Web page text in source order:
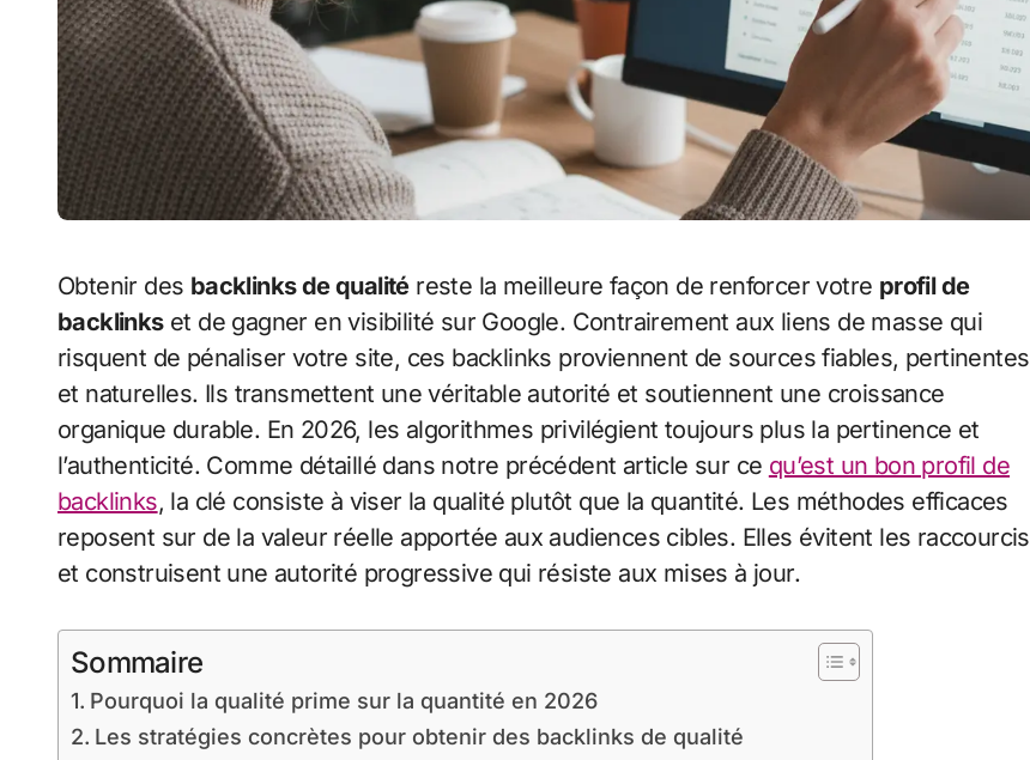
Obtenir des backlinks de qualitéreste la meilleure façon de renforcer votre profil de
backlinkset de gagner en visibilité sur Google. Contrairement aux liens de masse qui
risquent de pénaliser votre site, ces backlinks proviennent de sources fiables, pertinentes
et naturelles. Ils transmettent une véritable autorité et soutiennent une croissance
organique durable. En 2026, les algorithmes privilégient toujours plus la pertinence et
l’authenticité. Comme détaillé dans notre précédent article sur ce qu’est un bon profil de
backlinks, la clé consiste à viser la qualité plutôt que la quantité. Les méthodes efficaces
reposent sur de la valeur réelle apportée aux audiences cibles. Elles évitent les raccourcis
et construisent une autorité progressive qui résiste aux mises à jour.
Sommaire
Pourquoi la qualité prime sur la quantité en 2026
Les stratégies concrètes pour obtenir des backlinks de qualité